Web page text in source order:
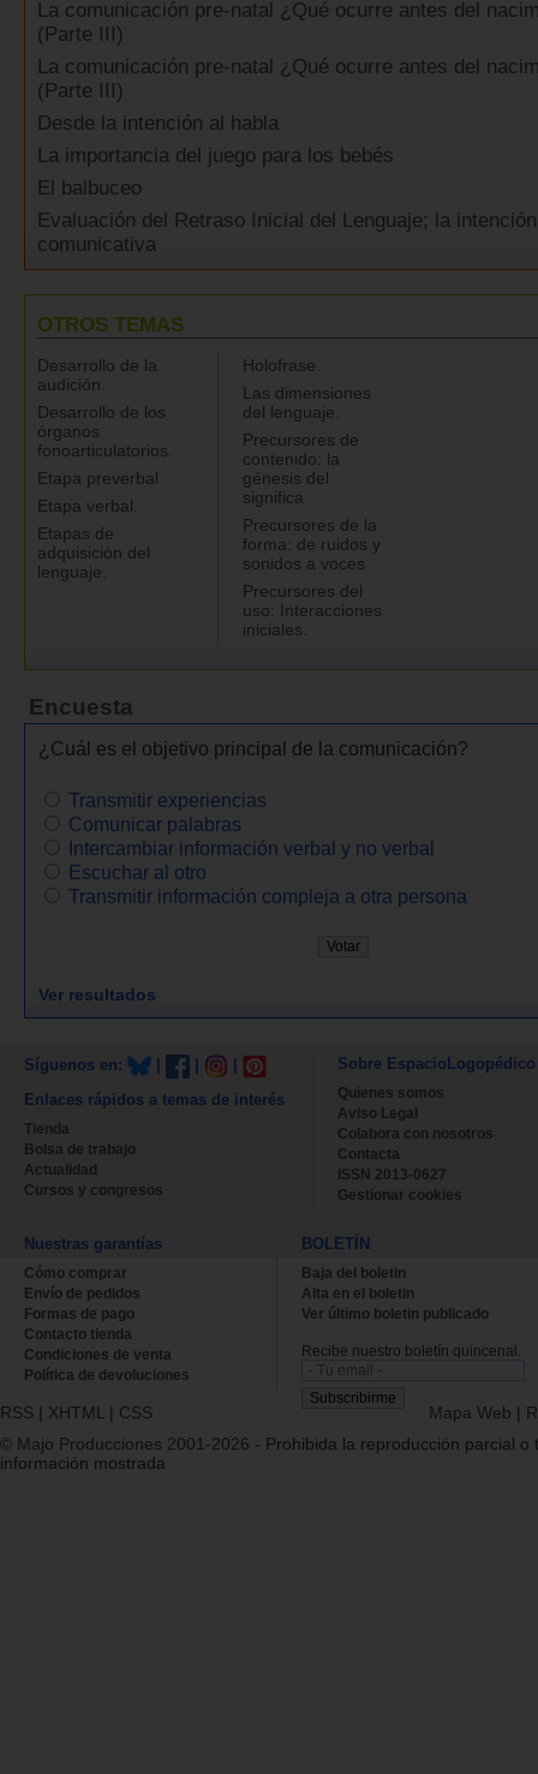
La comunicación pre-natal ¿Qué ocurre antes del
(Parte III)
La comunicación pre-natal ¿Qué ocurre antes del
(Parte III)
Desde la intención al habla
La importancia del juego para los bebés
El balbuceo
Evaluación del Retraso Inicial del Lenguaje; la intención
comunicativa
OTROS TEMAS
Desarrollo de la
audición.
Desarrollo de los
órganos
fonoarticulatorios.
Etapa preverbal
Etapa verbal.
Etapas de
adquisición del
lenguaje.
Holofrase.
Las dimensiones
del lenguaje.
Precursores de
contenido: la
génesis del
significa
Precursores de la
forma: de ruidos y
sonidos a voces
Precursores del
uso: Interacciones
iniciales.
Encuesta
¿Cuál es el objetivo principal de la comunicación?
Transmitir experiencias
Comunicar palabras
Intercambiar información verbal y no verbal
Escuchar al otro
Transmitir información compleja a otra persona
Ver resultados
Síguenos en:
Enlaces rápidos a temas de interés
Tienda
Bolsa de trabajo
Actualidad
Cursos y congresos
Sobre EspacioLogopédico
Quienes somos
Aviso Legal
Colabora con nosotros
Contacta
ISSN 2013-0627
Gestionar cookies
Nuestras garantías
Cómo comprar
Envío de pedidos
Formas de pago
Contacto tienda
Condiciones de venta
Política de devoluciones
BOLETÍN
Baja del boletin
Alta en el boletin
Ver último boletin publicado
Recibe nuestro boletín quincenal.
RSS | XHTML | CSS Mapa Web |
© Majo Producciones 2001-2026 - Prohibida la reproducción parcial o
información mostrada